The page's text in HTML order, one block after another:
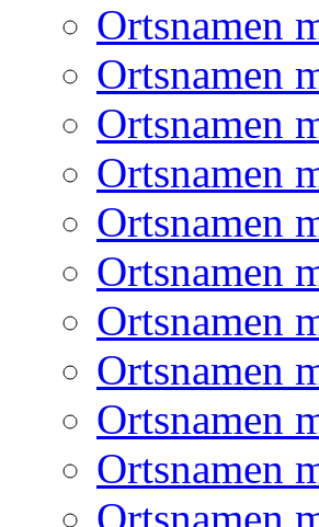
Ortsnamen
Ortsnamen
Ortsnamen
Ortsnamen
Ortsnamen
Ortsnamen
Ortsnamen
Ortsnamen
Ortsnamen
Ortsnamen